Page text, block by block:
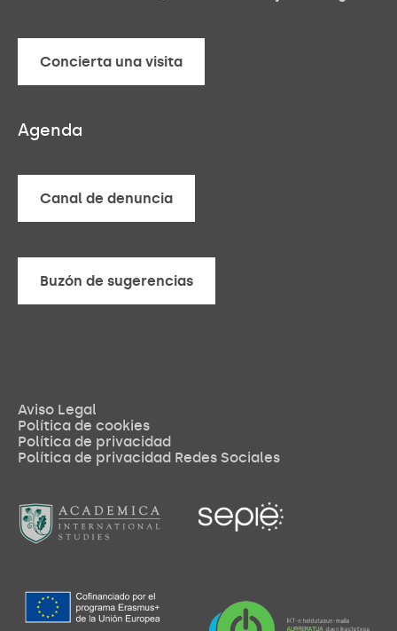
Concierta una visita
Agenda
Canal de denuncia
Buzón de sugerencias
Aviso Legal
Política de cookies
Política de privacidad
Política de privacidad Redes Sociales